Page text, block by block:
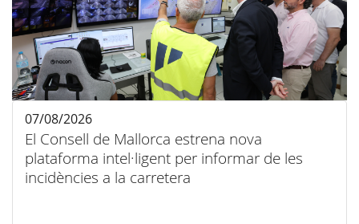
El Consell de Mallorca estrena nova
plataforma intel·ligent per informar de les
incidències a la carretera
07/08/2026